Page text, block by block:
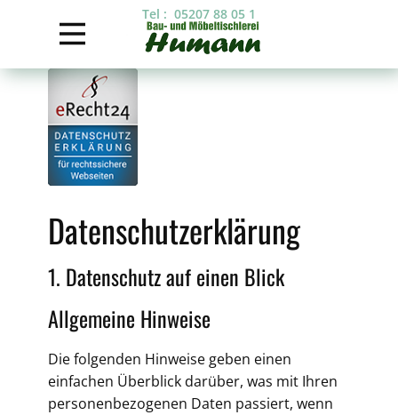
Tel : 05207 88 05 1
Datenschutz­erklärung
1. Datenschutz auf einen Blick
Allgemeine Hinweise
Die folgenden Hinweise geben einen
einfachen Überblick darüber, was mit Ihren
personenbezogenen Daten passiert, wenn